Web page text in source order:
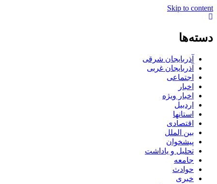
Skip to content
دسته‌ها
آذربایجان شرقی
آذربایجان غربی
اجتماعی
اخبار
اخبار ویژه
اردبیل
استانها
اقتصادی
بین الملل
پیشخوان
تحلیل و یاداشت
جامعه
حوادث
خبری